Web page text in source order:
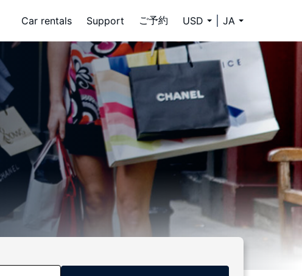
Car rentals Support ご予約 USD JA